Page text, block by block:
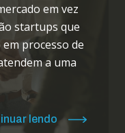
em vez
startups que
processo de
a uma
lendo